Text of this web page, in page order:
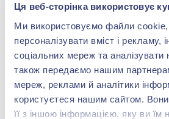
Ця веб-сторінка використовує
Ми використовуємо файли
персоналізувати вміст і рекламу,
соціальних мереж та
також передаємо нашим
мереж, реклами й аналітики
користуєтеся нашим сайтом.
її з іншою інформацією, яку ви їм
925°/375° без вставки,
арт. 551/1к
7 183,00 грн
4 309,80 грн
(арт. 551/1к)
Купити
арт.
9
5